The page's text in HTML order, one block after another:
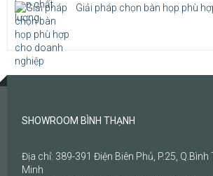
Giải pháp chọn bàn họp phù
SHOWROOM BÌNH THẠNH
Địa chỉ: 389-391 Điện Biên Phủ, P.25, Q.Bình
Minh